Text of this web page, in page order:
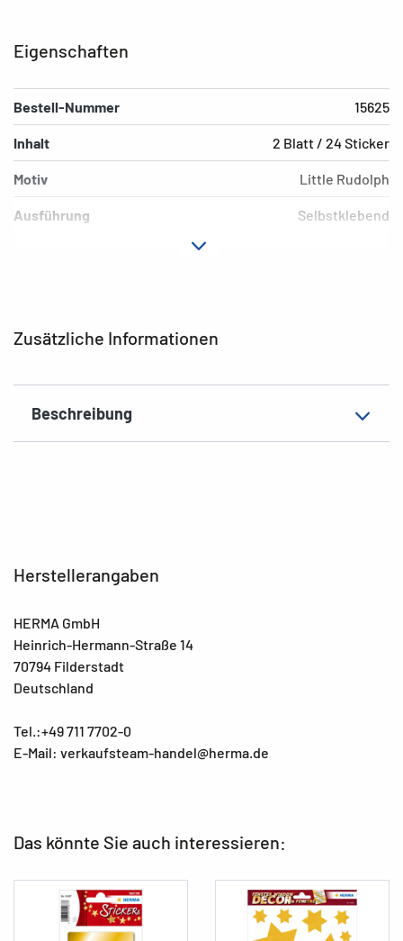
Zusätzliche Informationen
Beschreibung
Eigenschaften
Bestell-Nummer 15625
Inhalt 2 Blatt / 24 Sticker
Motiv Little Rudolph
Ausführung Selbstklebend
Herstellerangaben
HERMA GmbH
Heinrich-Hermann-Straße 14
70794 Filderstadt
Deutschland
Tel.:+49 711 7702-0
E-Mail: verkaufsteam-handel@herma.de
Das könnte Sie auch interessieren: